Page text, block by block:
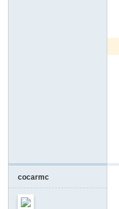
cocarmc